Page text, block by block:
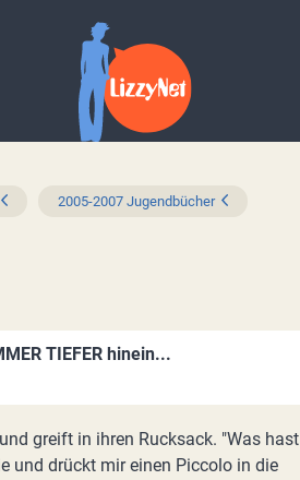
2005-2007 Jugendbücher
TIEFER hinein...
greift in ihren Rucksack. "Was hast
und drückt mir einen Piccolo in die